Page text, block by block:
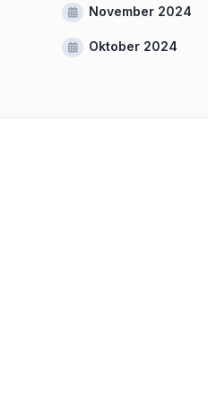
November 2024
Oktober 2024